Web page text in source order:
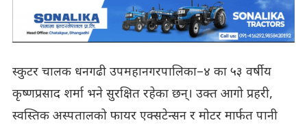
स्कुटर चालक धनगढी उपमहानगरपालिका–४ का ५३ वर्षीय
कृष्णप्रसाद शर्मा भने सुरक्षित रहेका छन्। उक्त आगो प्रहरी,
स्वस्तिक अस्पतालको फायर एक्सटेन्सन र मोटर मार्फत पानी